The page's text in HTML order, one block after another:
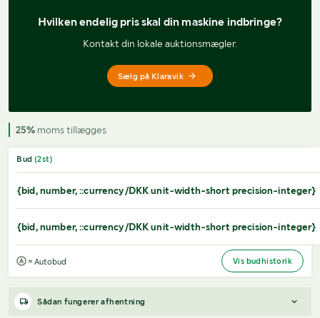
Hvilken endelig pris skal din maskine indbringe?
Kontakt din lokale auktionsmægler.
Sælg på Klaravik
25% moms tillægges
Bud (2st)
{bid, number, ::currency/DKK unit-width-short precision-integer}
{bid, number, ::currency/DKK unit-width-short precision-integer}
= Autobud Vis budhistorik
Sådan fungerer afhentning